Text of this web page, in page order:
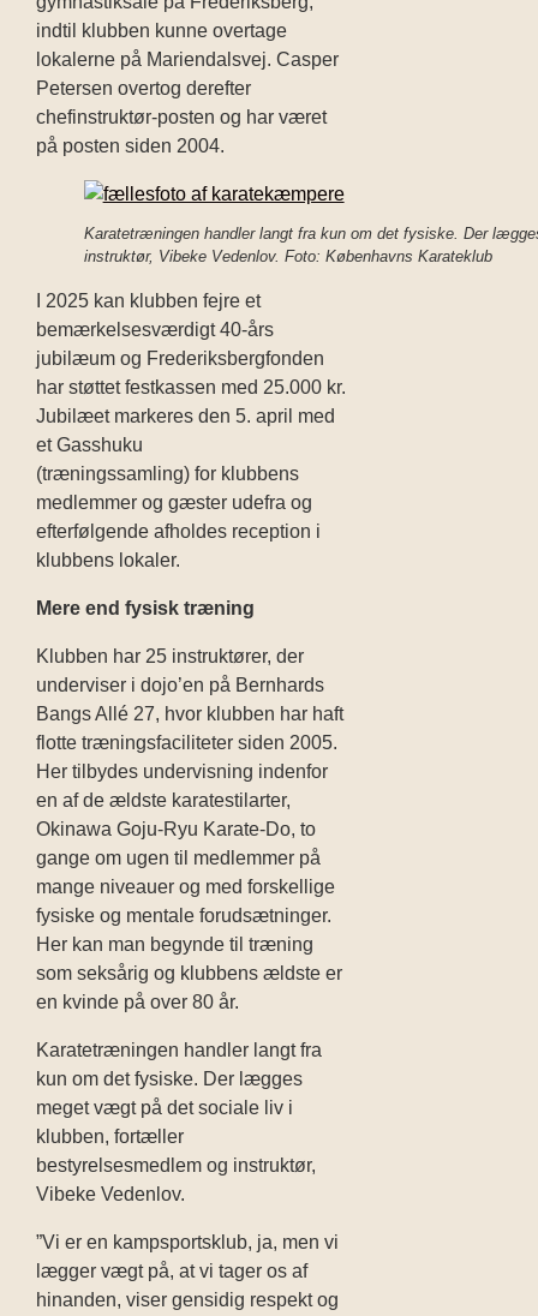
indtil klubben kunne overtage
lokalerne på Mariendalsvej. Casper
Petersen overtog derefter
chefinstruktør-posten og har været
på posten siden 2004.
Karatetræningen handler langt fra kun om det fysiske. Der
instruktør, Vibeke Vedenlov. Foto: Københavns Karateklub
I 2025 kan klubben fejre et
bemærkelsesværdigt 40-års
jubilæum og Frederiksbergfonden
har støttet festkassen med 25.000 kr.
Jubilæet markeres den 5. april med
et Gasshuku
(træningssamling) for klubbens
medlemmer og gæster udefra og
efterfølgende afholdes reception i
klubbens lokaler.
Mere end fysisk træning
Klubben har 25 instruktører, der
underviser i dojo’en på Bernhards
Bangs Allé 27, hvor klubben har haft
flotte træningsfaciliteter siden 2005.
Her tilbydes undervisning indenfor
en af de ældste karatestilarter,
Okinawa Goju-Ryu Karate-Do, to
gange om ugen til medlemmer på
mange niveauer og med forskellige
fysiske og mentale forudsætninger.
Her kan man begynde til træning
som seksårig og klubbens ældste er
en kvinde på over 80 år.
Karatetræningen handler langt fra
kun om det fysiske. Der lægges
meget vægt på det sociale liv i
klubben, fortæller
bestyrelsesmedlem og instruktør,
Vibeke Vedenlov.
”Vi er en kampsportsklub, ja, men vi
lægger vægt på, at vi tager os af
hinanden, viser gensidig respekt og